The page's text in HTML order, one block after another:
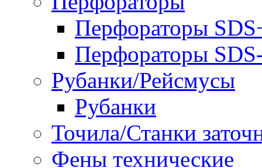
Перфораторы
Перфораторы
Рубанки/Рейсмусы
Рубанки
Точила/Станки
Фены технические